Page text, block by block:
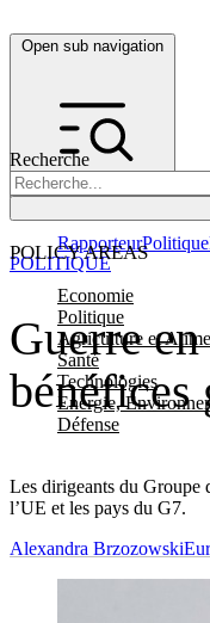
Open sub navigation
Recherche
POLICY AREAS
Economie
Politique
Agriculture et
Santé
Technologies
Energie,
Défense
RapporteurPolitique
Guerre
bénéfices
Les dirigeants du Groupe
l’UE et les pays du G7.
POLITIQUE
Alexandra Brzozowski